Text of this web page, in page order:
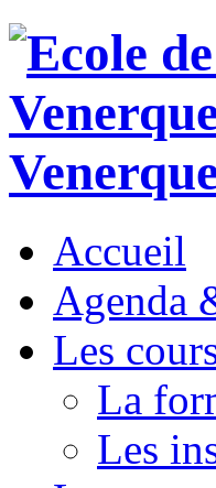
Accueil
Agenda
Les
La
Les